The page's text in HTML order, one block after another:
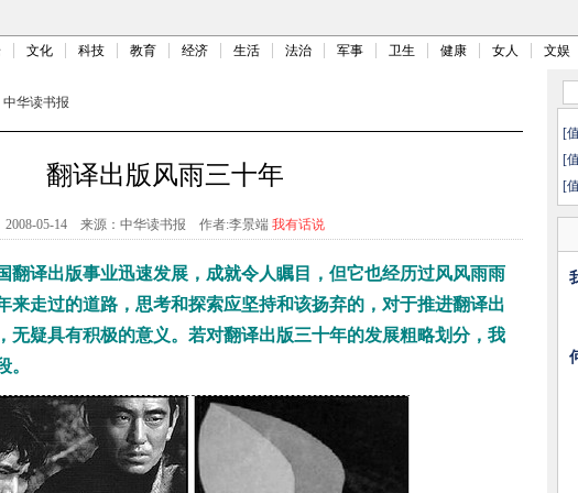
文化 科技 教育 经济 生活 法治 军事 卫生 健康 女人 文娱
中华读书报
翻译出版风雨三十年
2008-05-14 来源：中华读书报 作者:李景端 我有话说
翻译出版事业迅速发展，成就令人瞩目，但它也经历过风风雨雨
来走过的道路，思考和探索应坚持和该扬弃的，对于推进翻译出
无疑具有积极的意义。若对翻译出版三十年的发展粗略划分，我
。
[
[
[